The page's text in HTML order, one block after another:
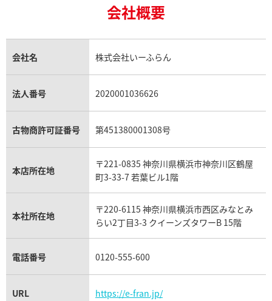
金貨買取
貴金属買取
銀・シルバー買取
パラジウム買取
トパーズ買取
タンザナイト買取
キャッツアイ買取
アクアマリン買取
ロレックス エクスプローラー買取
ロレックス デイトジャスト買取
パテック フィリップノーチラス買取
ヴァシュロン・コンスタンタン買取
オメガ買取
カルティエ買取
フランク ミュラー買取
リシャール・ミル買取
パネライ買取
チューダー（チュードル）買取
シャネル マトラッセ買取
セリーヌ買取
プラダ買取
ヴァンクリーフ＆アーペル買取
ショーメ買取
ダミアーニ買取
モーブッサン買取
会社概要
会社名 株式会社いーふらん
法人番号 2020001036626
古物商許可証番号 第451380001308号
本店所在地
〒221-0835 神奈川県横浜市神奈川区鶴屋
町3-33-7 若葉ビル1階
本社所在地
〒220-6115 神奈川県横浜市西区みなとみ
らい2丁目3-3 クイーンズタワーB 15階
電話番号 0120-555-600
URL https://e-fran.jp/